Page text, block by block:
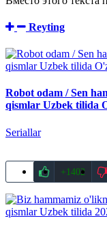
Reyting
Robot odam / Sen
qismlar Uzbek tilida
Seriallar
+1402